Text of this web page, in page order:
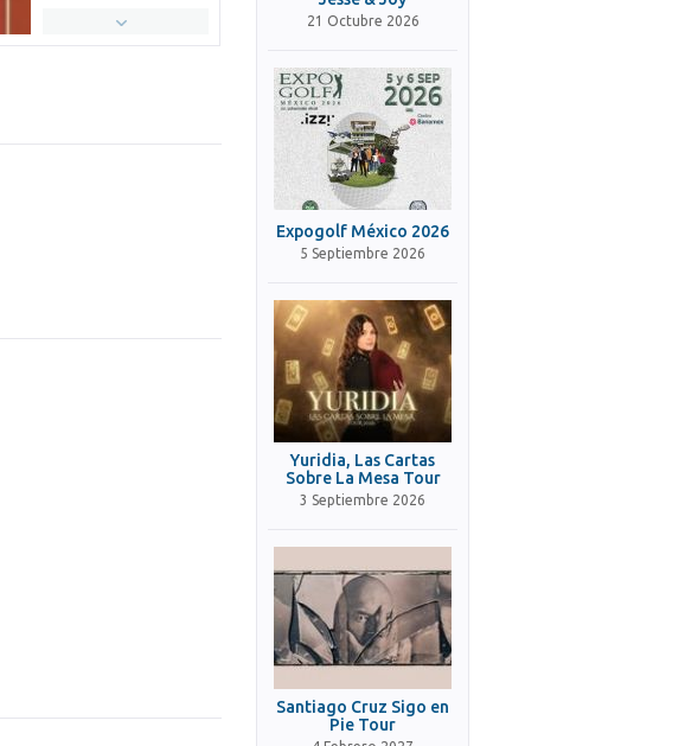
21 Octubre 2026
Expogolf México 2026
5 Septiembre 2026
Yuridia, Las Cartas
Sobre La Mesa Tour
3 Septiembre 2026
Santiago Cruz Sigo en
Pie Tour